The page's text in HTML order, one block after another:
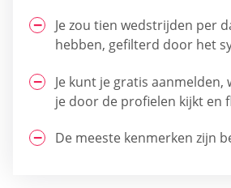
Je zou tien wedstrijden per
hebben, gefilterd door het
Je kunt je gratis
je door de profielen kijkt en
De meeste kenmerken zijn